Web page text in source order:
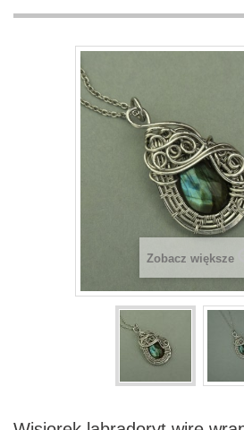
Zobacz większe